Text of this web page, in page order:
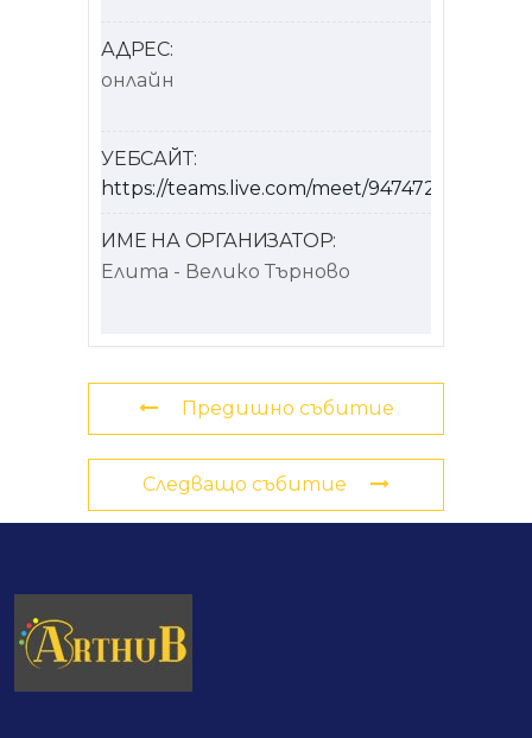
АДРЕС:
онлайн
УЕБСАЙТ:
https://teams.live.com/meet/94747208050695
ИМЕ НА ОРГАНИЗАТОР:
Елита - Велико Търново
Предишно събитие
Следващо събитие